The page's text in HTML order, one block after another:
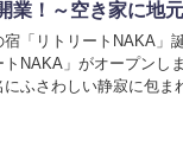
業！～空き家に地
「リトリートNAKA」
NAKA」がオープンし
にふさわしい静寂に包